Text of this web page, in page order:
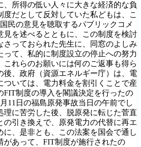
、所得の低い人々に大きな経済的な負
度だとして反対していた私どもは、こ
民の意見を聴取するパブリックコメ
見を述べるとともに、この制度を検討
さっておられた先生に、同窓のよしみ
って、私的に制度設立の停止への努力
これらのお願いには何のご返事も得ら
後、政府（資源エネルギー庁）は、電
ついては、電力料金を割引くことで産
FIT制度の導入を閣議決定を行ったの
11日の福島原発事故当日の午前でし
理に苦労した後、脱原発に転じた菅直
の引き換えで、原発電力の代替に再エ
に、是非とも、この法案を国会で通し
があって、FIT制度が施行されたの